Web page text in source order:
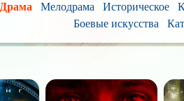
Драма Мелодрама Историческое
Боевые искусства